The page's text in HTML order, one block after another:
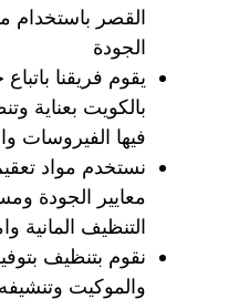
القصر باستخدام
الجودة
يقوم فريقنا
بالكويت بعناية
فيها الفيروسات
نستخدم مواد
معايير الجودة
التنظيف المانية
نقوم بتنظيف
والموكيت وتنشيفه